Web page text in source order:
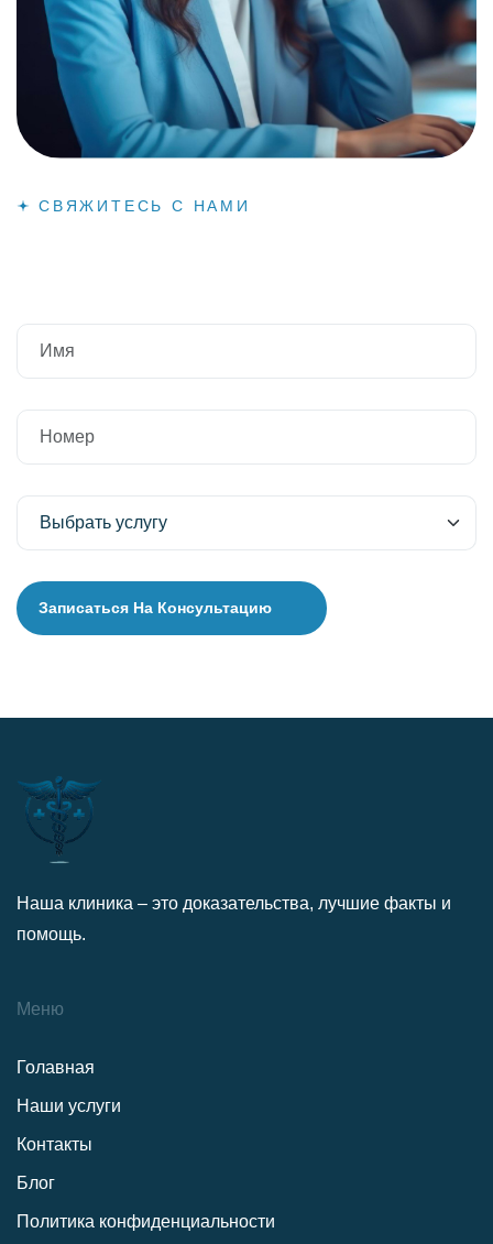
СВЯЖИТЕСЬ С НАМИ
Наша клиника – это доказательства, лучшие факты и
помощь.
Меню
Голавная
Наши услуги
Контакты
Блог
Политика конфиденциальности